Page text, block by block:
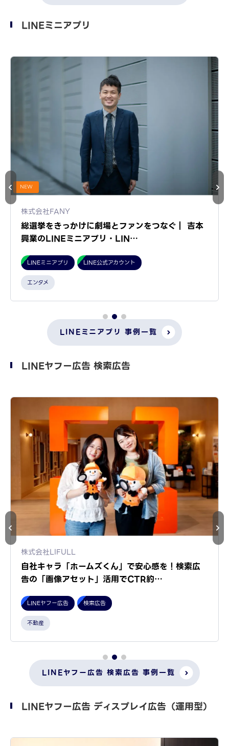
LINEミニアプリ
NEW
株式会社FANY
総選挙をきっかけに劇場とファンをつなぐ｜ 吉本
興業のLINEミニアプリ・LIN…
LINEミニアプリ LINE公式アカウント
エンタメ
LINEミニアプリ 事例一覧
LINEヤフー広告 検索広告
株式会社LIFULL
自社キャラ「ホームズくん」で安心感を！検索広
告の「画像アセット」活用でCTR約…
LINEヤフー広告 検索広告
不動産
LINEヤフー広告 検索広告 事例一覧
LINEヤフー広告 ディスプレイ広告（運用型）